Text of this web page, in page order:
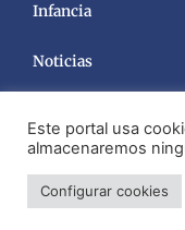
Infancia
Noticias
Este portal usa
almacenaremos
Configurar cookies